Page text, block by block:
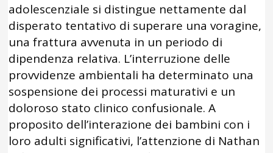
adolescenziale si distingue nettamente dal
disperato tentativo di superare una voragine,
una frattura avvenuta in un periodo di
dipendenza relativa. L’interruzione delle
provvidenze ambientali ha determinato una
sospensione dei processi maturativi e un
doloroso stato clinico confusionale. A
proposito dell’interazione dei bambini con i
loro adulti significativi, l’attenzione di Nathan